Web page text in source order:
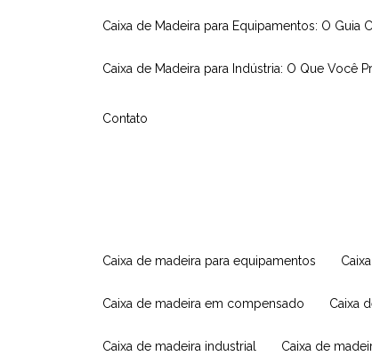
Caixa de Madeira para Equipamentos: O
Caixa de Madeira para Indústria: O Que Você
Contato
caixa de madeira para equipamentos
caixa de madeira em compensado caixa
caixa de madeira industrial caixa de